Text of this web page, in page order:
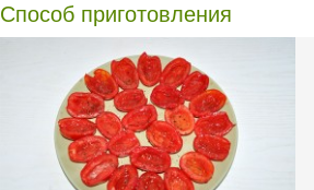
Способ приготовления